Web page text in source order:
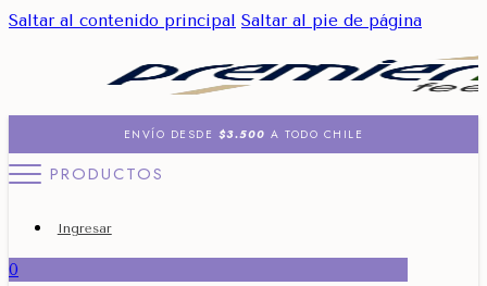
Saltar al contenido principal Saltar al pie de página
ENVÍO DESDE $3.500 A TODO CHILE
PRODUCTOS
Ingresar
0